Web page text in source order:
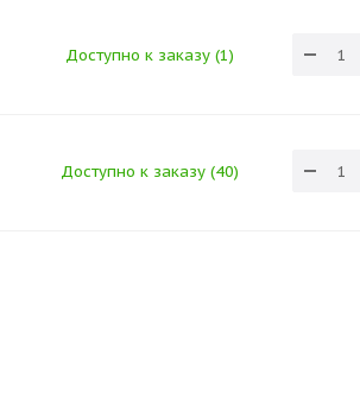
Доступно к заказу (1)
Доступно к заказу (40)